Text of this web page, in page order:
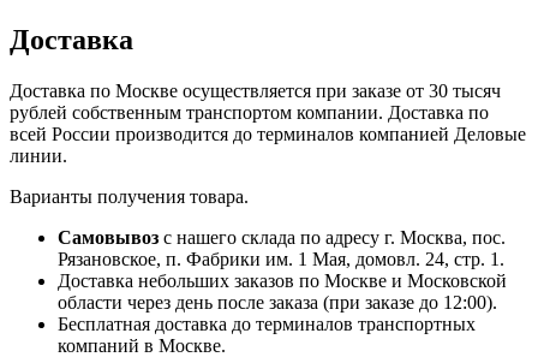
Доставка
Доставка по Москве осуществляется при заказе от 30 тысяч
рублей собственным транспортом компании. Доставка по
всей России производится до терминалов компанией Деловые
линии.
Варианты получения товара.
Самовывоз с нашего склада по адресу г. Москва, пос.
Рязановское, п. Фабрики им. 1 Мая, домовл. 24, стр. 1.
Доставка небольших заказов по Москве и Московской
области через день после заказа (при заказе до 12:00).
Бесплатная доставка до терминалов транспортных
компаний в Москве.